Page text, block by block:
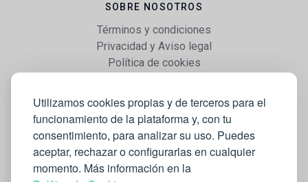
Utilizamos cookies propias y de terceros para el
funcionamiento de la plataforma y, con tu
consentimiento, para analizar su uso. Puedes
aceptar, rechazar o configurarlas en cualquier
momento. Más información en la
SOBRE NOSOTROS
Términos y condiciones
Privacidad y Aviso legal
Política de cookies
WEB
Vender libros
Mi cuenta
Comprar libros